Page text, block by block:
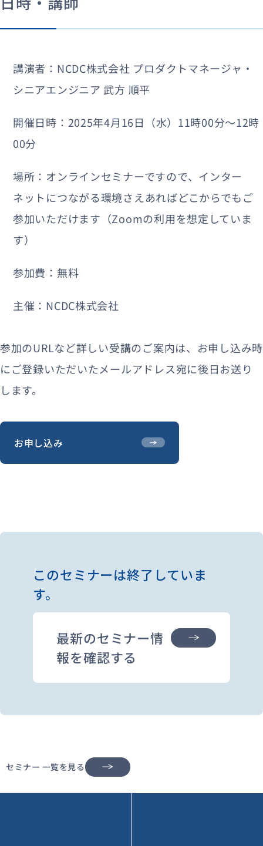
講演者：NCDC株式会社 プロダクトマネージャ・
シニアエンジニア 武方 順平
開催日時：2025年4月16日（水）11時00分〜12時
00分
場所：オンラインセミナーですので、インター
ネットにつながる環境さえあればどこからでもご
参加いただけます（Zoomの利用を想定していま
す）
参加費：無料
主催：NCDC株式会社
参加のURLなど詳しい受講のご案内は、お申し込み時
にご登録いただいたメールアドレス宛に後日お送り
します。
お申し込み
このセミナーは終了していま
す。
最新のセミナー情
報を確認する
セミナー 一覧を見る